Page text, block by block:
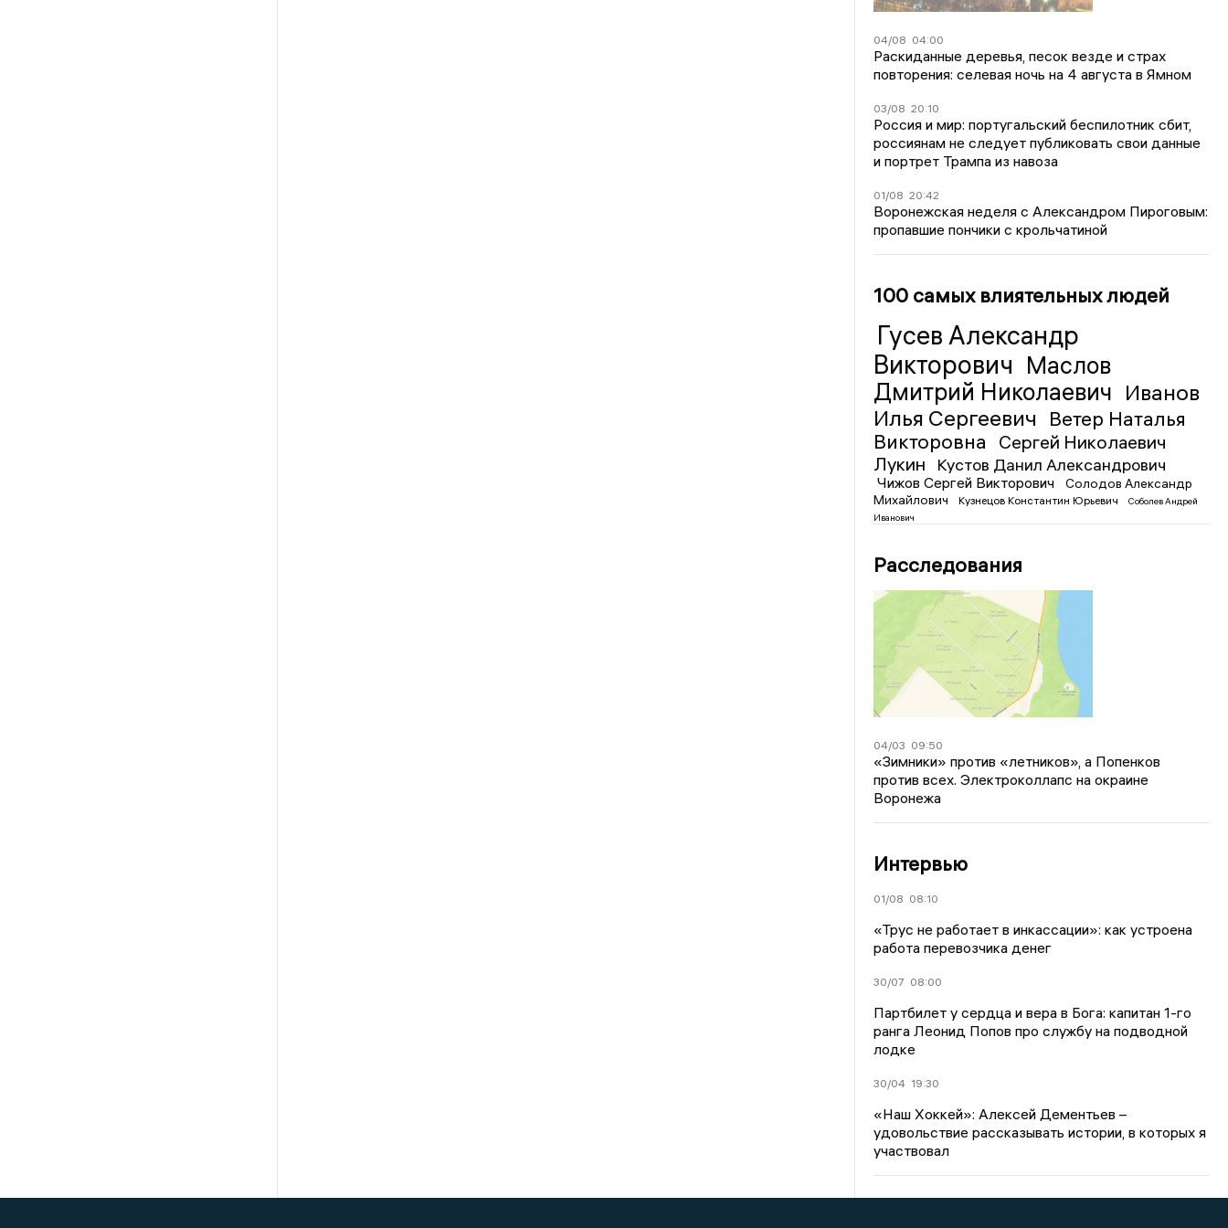
04/08 04:00
Раскиданные деревья, песок везде и страх
повторения: селевая ночь на 4 августа в Ямном
03/08 20:10
Россия и мир: португальский беспилотник сбит,
россиянам не следует публиковать свои данные
и портрет Трампа из навоза
01/08 20:42
Воронежская неделя с Александром Пироговым:
пропавшие пончики с крольчатиной
100 самых влиятельных людей
Гусев Александр
Викторович Маслов
Дмитрий Николаевич Иванов
Илья Сергеевич
Ветер Наталья
Викторовна
Сергей Николаевич
Лукин
Кустов Данил Александрович
Чижов Сергей Викторович
Солодов Александр
Михайлович
Кузнецов Константин Юрьевич
Соболев Андрей
Иванович
Расследования
04/03 09:50
«Зимники» против «летников», а Попенков
против всех. Электроколлапс на окраине
Воронежа
Интервью
01/08 08:10
«Трус не работает в инкассации»: как устроена
работа перевозчика денег
30/07 08:00
Партбилет у сердца и вера в Бога: капитан 1-го
ранга Леонид Попов про службу на подводной
лодке
30/04 19:30
«Наш Хоккей»: Алексей Дементьев –
удовольствие рассказывать истории, в которых я
участвовал